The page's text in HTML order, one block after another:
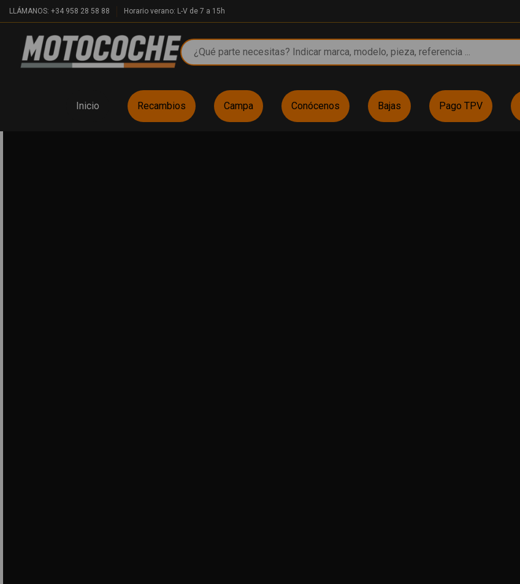
LLÁMANOS: +34 958 28 58 88 Horario verano: L-V de 7 a 15h
Inicio Recambios Campa Conócenos Bajas Pago TPV